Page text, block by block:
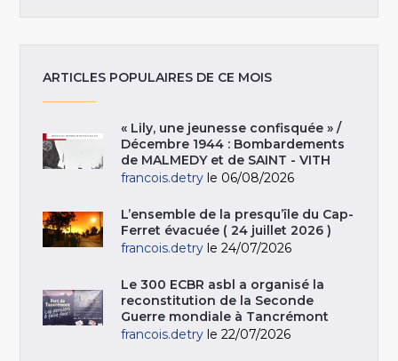
ARTICLES POPULAIRES DE CE MOIS
« Lily, une jeunesse confisquée » /
Décembre 1944 : Bombardements
de MALMEDY et de SAINT - VITH
francois.detry le 06/08/2026
L’ensemble de la presqu’île du Cap-
Ferret évacuée ( 24 juillet 2026 )
francois.detry le 24/07/2026
Le 300 ECBR asbl a organisé la
reconstitution de la Seconde
Guerre mondiale à Tancrémont
francois.detry le 22/07/2026